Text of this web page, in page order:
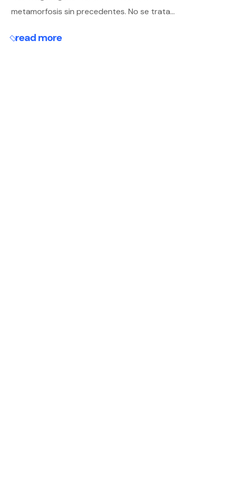
metamorfosis sin precedentes. No se trata...
read more